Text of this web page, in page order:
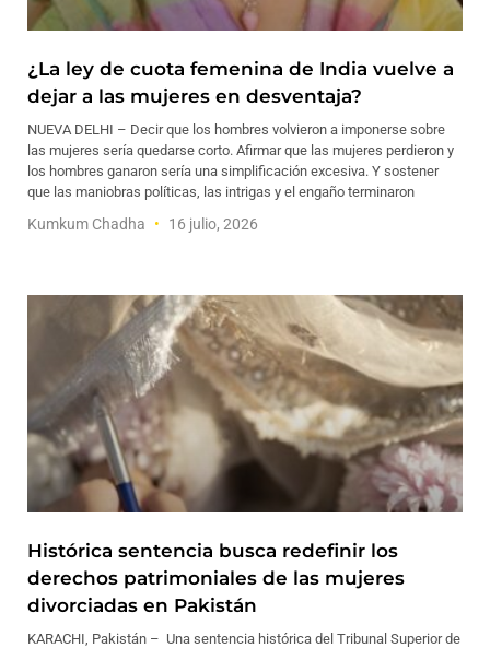
¿La ley de cuota femenina de India vuelve a
dejar a las mujeres en desventaja?
NUEVA DELHI – Decir que los hombres volvieron a imponerse sobre
las mujeres sería quedarse corto. Afirmar que las mujeres perdieron y
los hombres ganaron sería una simplificación excesiva. Y sostener
que las maniobras políticas, las intrigas y el engaño terminaron
Kumkum Chadha 16 julio, 2026
Histórica sentencia busca redefinir los
derechos patrimoniales de las mujeres
divorciadas en Pakistán
KARACHI, Pakistán – Una sentencia histórica del Tribunal Superior de